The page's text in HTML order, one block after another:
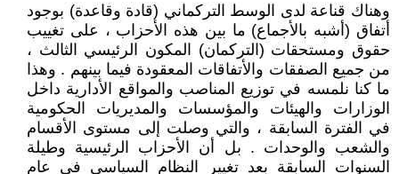
وهناك قناعة لدى الوسط التركماني (قادة وقاعدة) بوجود
أتفاق (أشبه بالأجماع) ما بين هذه الأحزاب ، على تغييب
حقوق ومستحقات (التركمان) المكون الرئيسي الثالث ،
من جميع الصفقات والأتفاقات المعقودة فيما بينهم . وهذا
ما كنا نلمسه في توزيع المناصب والمواقع الأدارية داخل
الوزارات والهيئات والمؤسسات والمديريات الحكومية
في الفترة السابقة ، والتي وصلت إلى مستوى الأقسام
والشعب والوحدات . بل أن الأحزاب الرئيسية وطيلة
السنوات السابقة بعد تغيير النظام السياسي في عام